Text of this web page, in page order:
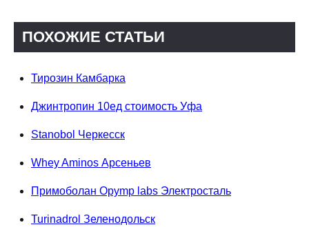
ПОХОЖИЕ СТАТЬИ
Тирозин Камбарка
Джинтропин 10ед стоимость Уфа
Stanobol Черкесск
Whey Aminos Арсеньев
Примоболан Opymp labs Электросталь
Turinadrol Зеленодольск